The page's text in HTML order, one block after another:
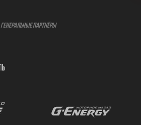
ГЕНЕРАЛЬНЫЕ ПАРТНЁРЫ